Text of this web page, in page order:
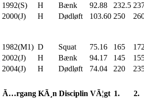
1992(S) H Bænk 92.88 232.5
2000(J) H Dødløft 103.60 250
1982(M1) D Squat 75.16 165
2002(J) H Bænk 94.17 145
2004(J) H Dødløft 74.04 220
Ã…rgang KÃ¸n Disciplin VÃ¦gt 1. 2.